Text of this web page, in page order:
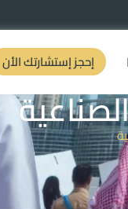
إحجز إستشارتك الأن